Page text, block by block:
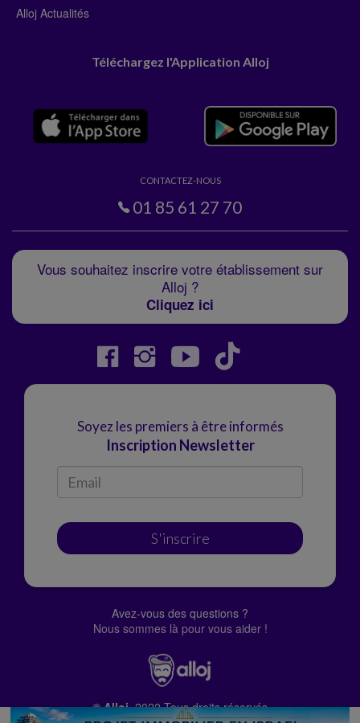
Alloj Actualités
Téléchargez l'Application Alloj
CONTACTEZ-NOUS
01 85 61 27 70
Vous souhaitez inscrire votre établissement sur
Alloj ?
Cliquez ici
Soyez les premiers à être informés
Inscription Newsletter
S'inscrire
Avez-vous des questions ?
Nous sommes là pour vous aider !
© Alloj.2022 Tous droits réservés